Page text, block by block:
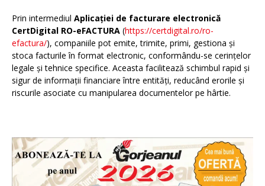
Prin intermediul Aplicației de facturare electronică
CertDigital RO-eFACTURA (https://certdigital.ro/ro-
efactura/), companiile pot emite, trimite, primi, gestiona și
stoca facturile în format electronic, conformându-se cerințelor
legale și tehnice specifice. Aceasta facilitează schimbul rapid și
sigur de informații financiare între entități, reducând erorile și
riscurile asociate cu manipularea documentelor pe hârtie.